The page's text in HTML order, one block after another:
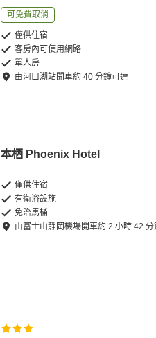
可免費取消
僅供住宿
客房內可使用網路
單人房
由河口湖站開車約40 分鐘可達
本栖 Phoenix Hotel
僅供住宿
有衛浴設施
免治馬桶
由富士山靜岡機場開車約2 小時42 分